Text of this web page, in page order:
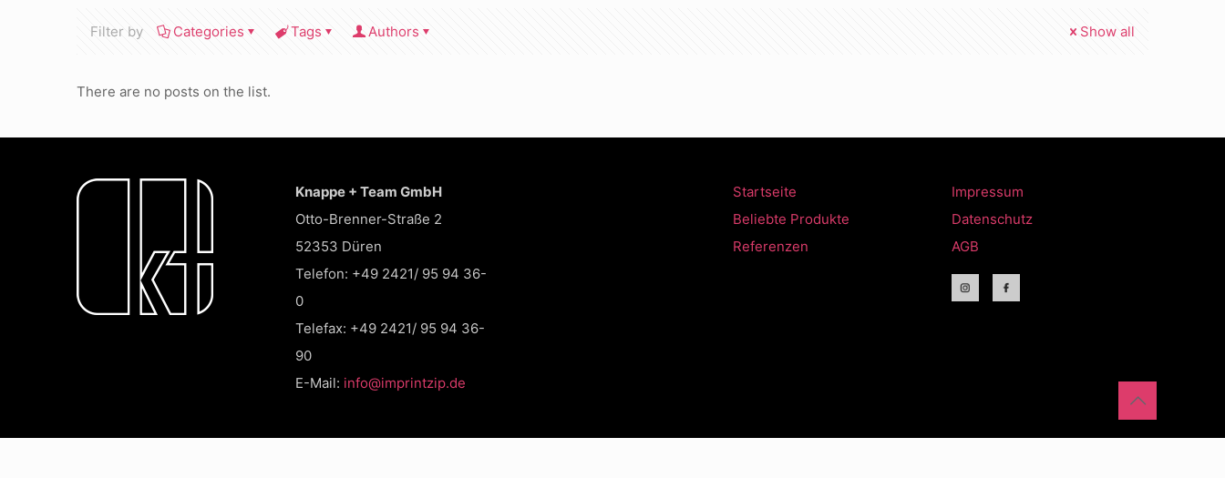
Filter by Categories Tags Authors Show all
There are no posts on the list.
Knappe + Team GmbH
Otto-Brenner-Straße 2
52353 Düren
Telefon: +49 2421/ 95 94 36-
0
Telefax: +49 2421/ 95 94 36-
90
E-Mail: info@imprintzip.de
Startseite
Beliebte Produkte
Referenzen
Impressum
Datenschutz
AGB